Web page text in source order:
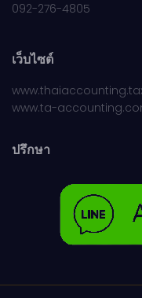
092-276-4805
เว็บไซต์
www.ta-
ปรึกษา